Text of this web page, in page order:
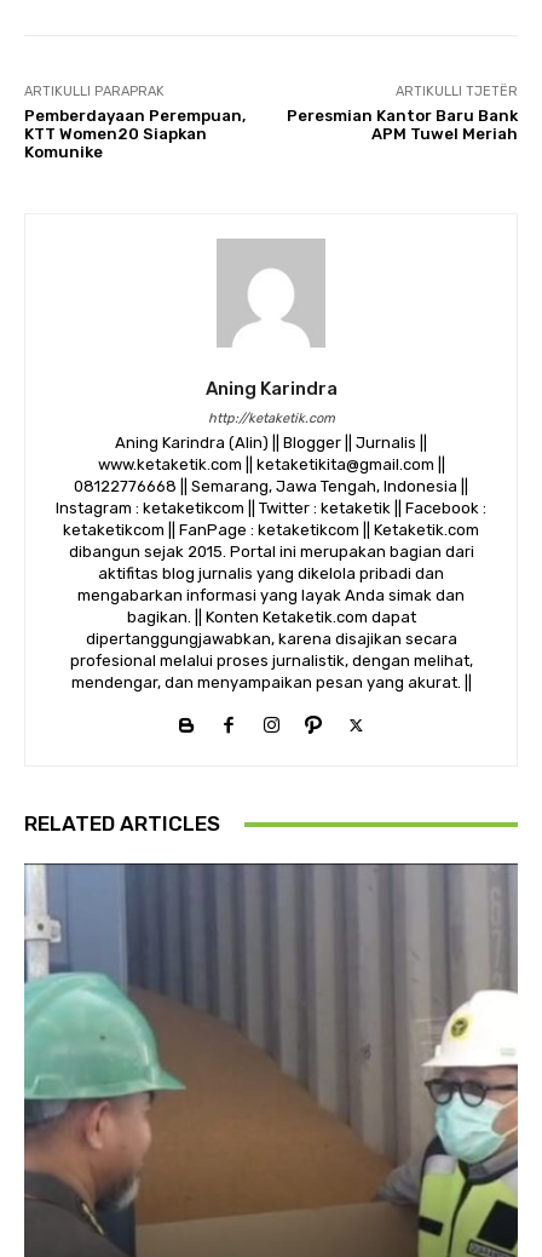
ARTIKULLI PARAPRAK
Pemberdayaan Perempuan,
KTT Women20 Siapkan
Komunike
ARTIKULLI TJETËR
Peresmian Kantor Baru Bank
APM Tuwel Meriah
Aning Karindra
http://ketaketik.com
Aning Karindra (Alin) || Blogger || Jurnalis ||
www.ketaketik.com || ketaketikita@gmail.com ||
08122776668 || Semarang, Jawa Tengah, Indonesia ||
Instagram : ketaketikcom || Twitter : ketaketik || Facebook :
ketaketikcom || FanPage : ketaketikcom || Ketaketik.com
dibangun sejak 2015. Portal ini merupakan bagian dari
aktifitas blog jurnalis yang dikelola pribadi dan
mengabarkan informasi yang layak Anda simak dan
bagikan. || Konten Ketaketik.com dapat
dipertanggungjawabkan, karena disajikan secara
profesional melalui proses jurnalistik, dengan melihat,
mendengar, dan menyampaikan pesan yang akurat. ||
RELATED ARTICLES